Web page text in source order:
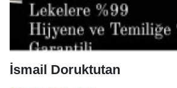
İsmail Doruktutan